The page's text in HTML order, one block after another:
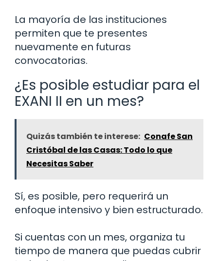
La mayoría de las instituciones
permiten que te presentes
nuevamente en futuras
convocatorias.
¿Es posible estudiar para el
EXANI II en un mes?
Quizás también te interese: Conafe San
Cristóbal de las Casas: Todo lo que
Necesitas Saber
Sí, es posible, pero requerirá un
enfoque intensivo y bien estructurado.
Si cuentas con un mes, organiza tu
tiempo de manera que puedas cubrir